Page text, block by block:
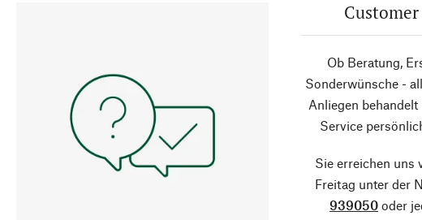
Ob Beratung,
Sonderwünsche -
Anliegen
Service
Sie erreichen uns
Freitag unter der
939050 oder